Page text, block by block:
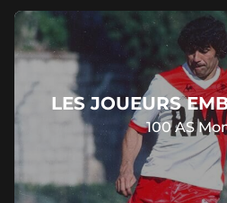
LES JOUEURS
100 AS